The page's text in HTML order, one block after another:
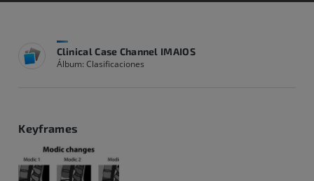
Clinical Case Channel IMAIOS
Álbum: Clasificaciones
Keyframes